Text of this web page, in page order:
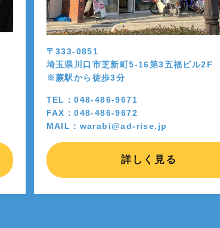
〒333-0851
埼玉県川口市芝新町5-16第3五福ビル2F
※蕨駅から徒歩3分
TEL：048-486-9671
FAX：048-486-9672
MAIL：warabi@ad-rise.jp
詳しく見る